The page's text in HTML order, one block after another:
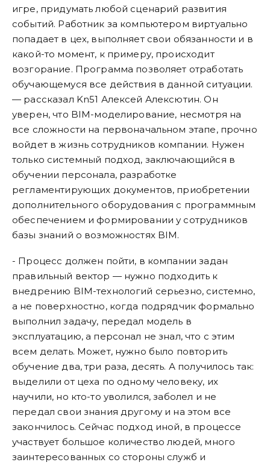
игре, придумать любой сценарий развития
событий. Работник за компьютером виртуально
попадает в цех, выполняет свои обязанности и в
какой-то момент, к примеру, происходит
возгорание. Программа позволяет отработать
обучающемуся все действия в данной ситуации.
— рассказал Kn51 Алексей Алексютин. Он
уверен, что BIM-моделирование, несмотря на
все сложности на первоначальном этапе, прочно
войдет в жизнь сотрудников компании. Нужен
только системный подход, заключающийся в
обучении персонала, разработке
регламентирующих документов, приобретении
дополнительного оборудования с программным
обеспечением и формировании у сотрудников
базы знаний о возможностях BIM.
- Процесс должен пойти, в компании задан
правильный вектор — нужно подходить к
внедрению BIM-технологий серьезно, системно,
а не поверхностно, когда подрядчик формально
выполнил задачу, передал модель в
эксплуатацию, а персонал не знал, что с этим
всем делать. Может, нужно было повторить
обучение два, три раза, десять. А получилось так:
выделили от цеха по одному человеку, их
научили, но кто-то уволился, заболел и не
передал свои знания другому и на этом все
закончилось. Сейчас подход иной, в процессе
участвует большое количество людей, много
заинтересованных со стороны служб и